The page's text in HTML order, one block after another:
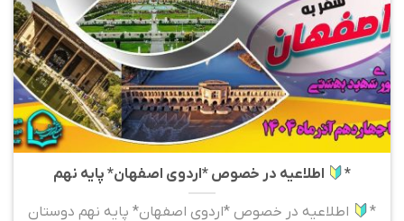
* اطلاعیه در خصوص *اردوی اصفهان* پایه نهم
*
اطلاعیه در خصوص *اردوی اصفهان* پایه نهم دوستان